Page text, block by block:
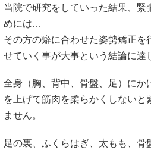
当院で研究をしていった結果、緊
めには…
その方の癖に合わせた姿勢矯正を
せていく事が大事という結論に達
全身（胸、背中、骨盤、足）にか
を上げて筋肉を柔らかくしないと
ません。
足の裏、ふくらはぎ、太もも、